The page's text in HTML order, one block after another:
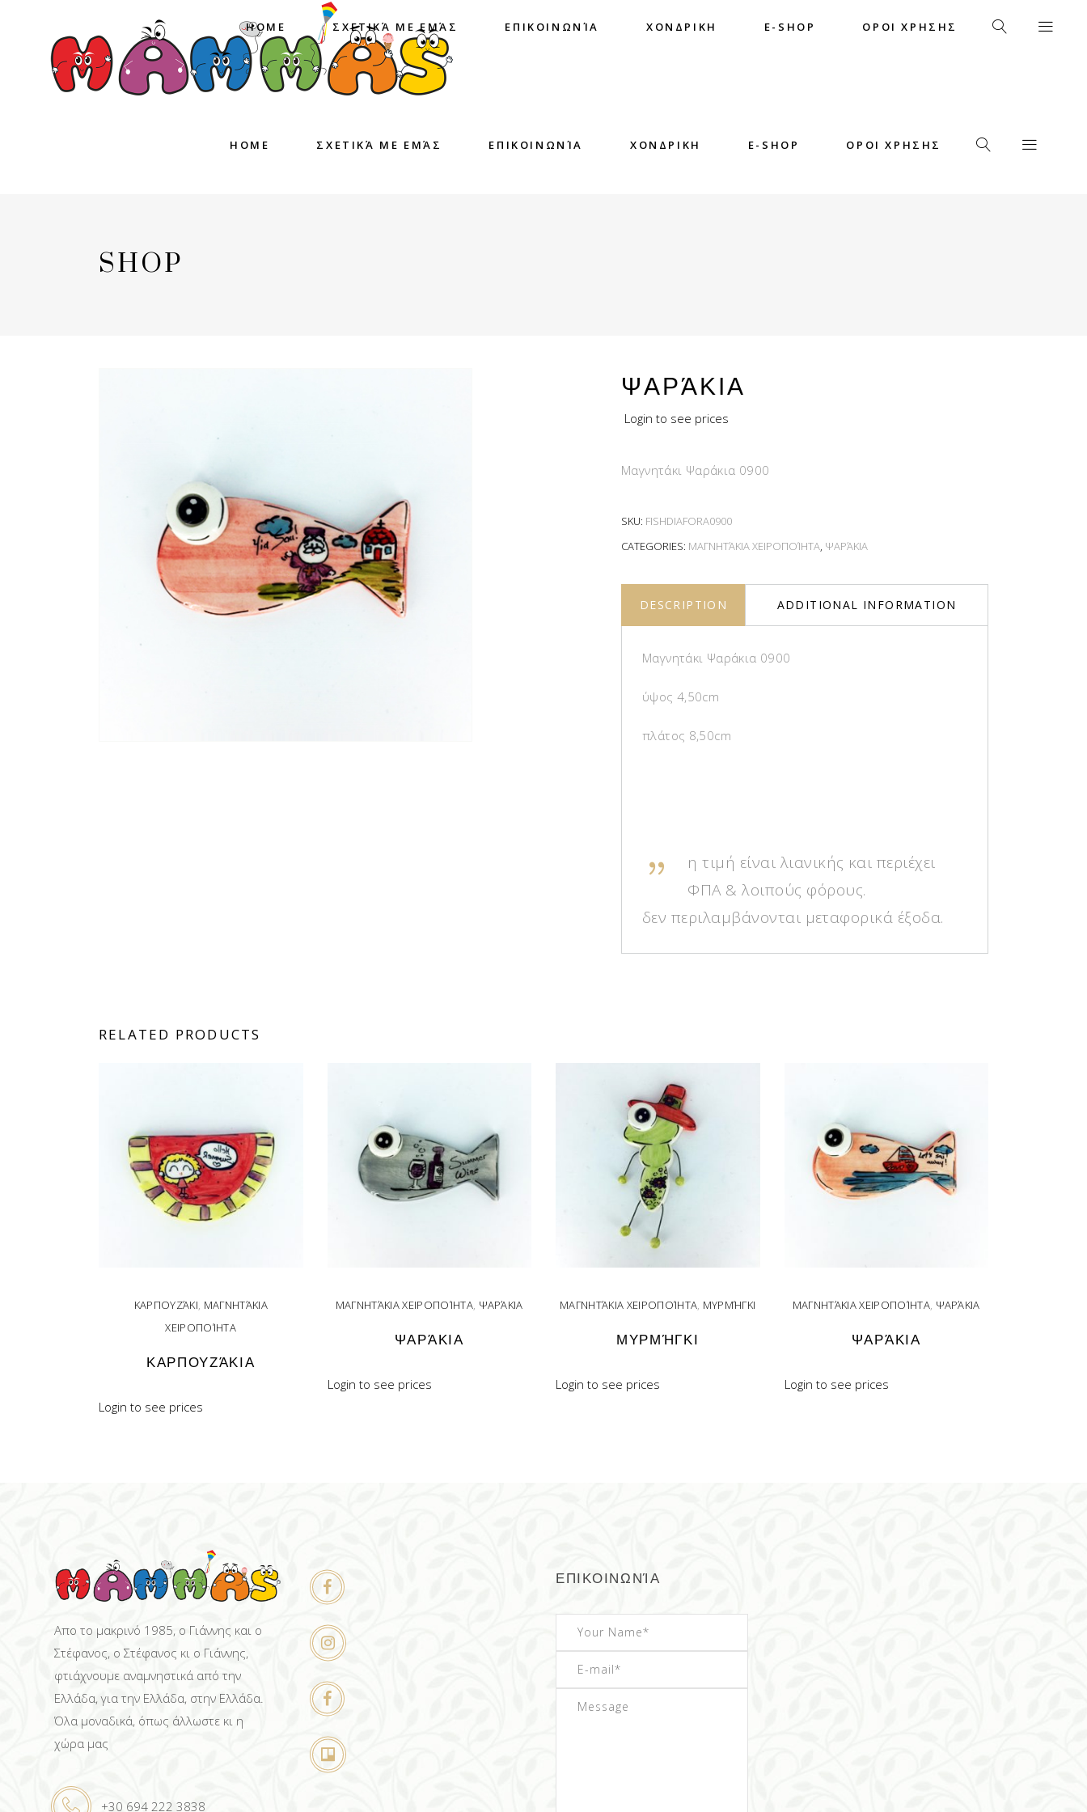
HOME ΣΧΕΤΙΚΆ ΜΕ ΕΜΆΣ ΕΠΙΚΟΙΝΩΝΊΑ ΧΟΝΔΡΙΚΗ E-SHOP ΟΡΟΙ ΧΡΗΣΗΣ
HOME ΣΧΕΤΙΚΆ ΜΕ ΕΜΆΣ ΕΠΙΚΟΙΝΩΝΊΑ ΧΟΝΔΡΙΚΗ E-SHOP ΟΡΟΙ ΧΡΗΣΗΣ
SHOP
ΨΑΡΆΚΙΑ
Login to see prices
Μαγνητάκι Ψαράκια 0900
SKU: FISHDIAFORA0900
CATEGORIES: ΜΑΓΝΗΤΆΚΙΑ ΧΕΙΡΟΠΟΊΗΤΑ, ΨΑΡΆΚΙΑ
DESCRIPTION ADDITIONAL INFORMATION
Μαγνητάκι Ψαράκια 0900
ύψος 4,50cm
πλάτος 8,50cm
η τιμή είναι λιανικής και περιέχει
ΦΠΑ & λοιπούς φόρους.
δεν περιλαμβάνονται μεταφορικά έξοδα.
RELATED PRODUCTS
ΚΑΡΠΟΥΖΆΚΙ ΜΑΓΝΗΤΆΚΙΑ
ΧΕΙΡΟΠΟΊΗΤΑ
ΚΑΡΠΟΥΖΆΚΙΑ
READ MORE
Login to see prices
ΜΑΓΝΗΤΆΚΙΑ ΧΕΙΡΟΠΟΊΗΤΑ, ΨΑΡΆΚΙΑ
ΨΑΡΆΚΙΑ
READ MORE
Login to see prices
ΜΑΓΝΗΤΆΚΙΑ ΧΕΙΡΟΠΟΊΗΤΑ ΜΥΡΜΉΓΚΙ
ΜΥΡΜΉΓΚΙ
READ MORE
Login to see prices
ΜΑΓΝΗΤΆΚΙΑ ΧΕΙΡΟΠΟΊΗΤΑ, ΨΑΡΆΚΙΑ
ΨΑΡΆΚΙΑ
READ MORE
Login to see prices
Απο το μακρινό 1985, ο Γιάννης και ο
Στέφανος, ο Στέφανος κι ο Γιάννης,
φτιάχνουμε αναμνηστικά από την
Ελλάδα, για την Ελλάδα, στην Ελλάδα.
Όλα μοναδικά, όπως άλλωστε κι η
χώρα μας
+30 694 222 3838
ΕΠΙΚΟΙΝΩΝΊΑ